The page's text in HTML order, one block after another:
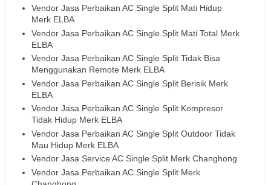
Vendor Jasa Perbaikan AC Single Split Mati Hidup
Merk ELBA
Vendor Jasa Perbaikan AC Single Split Mati Total Merk
ELBA
Vendor Jasa Perbaikan AC Single Split Tidak Bisa
Menggunakan Remote Merk ELBA
Vendor Jasa Perbaikan AC Single Split Berisik Merk
ELBA
Vendor Jasa Perbaikan AC Single Split Kompresor
Tidak Hidup Merk ELBA
Vendor Jasa Perbaikan AC Single Split Outdoor Tidak
Mau Hidup Merk ELBA
Vendor Jasa Service AC Single Split Merk Changhong
Vendor Jasa Perbaikan AC Single Split Merk